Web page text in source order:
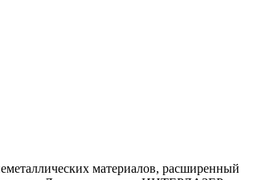
материалов, расширенный